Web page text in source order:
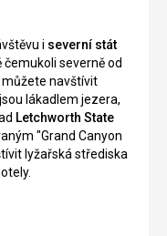
i severní stát
severně od
můžete navštívit
jsou lákadlem jezera,
Letchworth State
"Grand Canyon
lyžařská střediska